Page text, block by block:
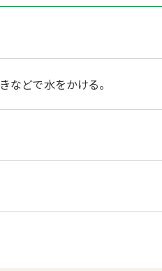
などで水をかける。